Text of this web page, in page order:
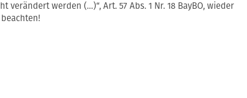
verändert werden (…)“, Art. 57 Abs. 1 Nr. 18 BayBO, wieder